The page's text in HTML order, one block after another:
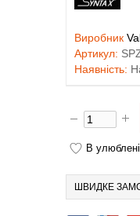
Виробник
Артикул:
Наявність:
В улюблені
ШВИДКЕ